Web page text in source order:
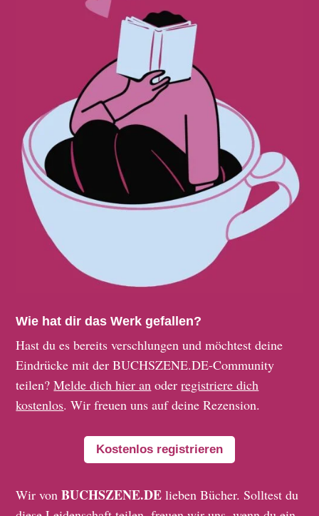
Wie hat dir das Werk gefallen?
Hast du es bereits verschlungen und möchtest deine
Eindrücke mit der BUCHSZENE.DE-Community
teilen?Melde dich hier an oderregistriere dich
kostenlos. Wir freuen uns auf deine Rezension.
Kostenlos registrieren
Wir vonBUCHSZENE.DE lieben Bücher. Solltest du